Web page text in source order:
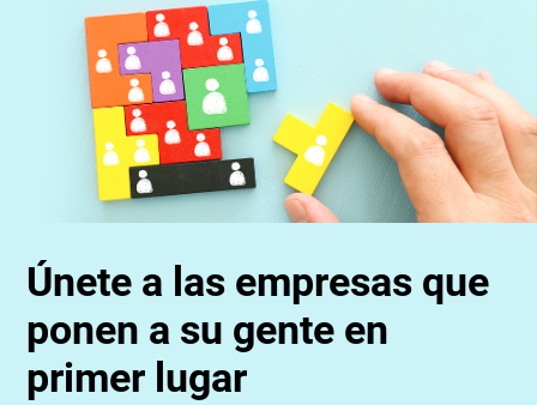
Únete a las empresas que
ponen a su gente en
primer lugar